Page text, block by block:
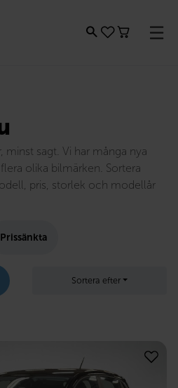
minst sagt. Vi har många nya
olika bilmärken. Sortera
pris, storlek och modellår
Prissänkta
Sortera efter